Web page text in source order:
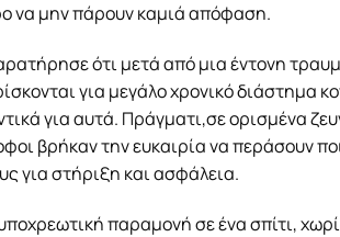
να μην πάρουν καμιά απόφαση.
ότι μετά από μια έντονη
για μεγάλο χρονικό διάστημα
για αυτά. Πράγματι,σε ορισμένα
βρήκαν την ευκαιρία να περάσουν
για στήριξη και ασφάλεια.
παραμονή σε ένα σπίτι,